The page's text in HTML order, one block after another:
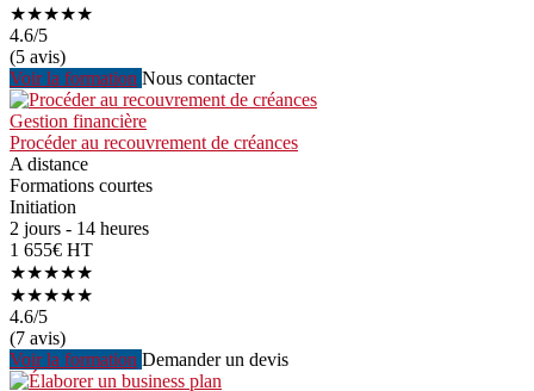
★★★★★
4.6/5
(5 avis)
Voir la formation Nous contacter
Gestion financière
Procéder au recouvrement de créances
A distance
Formations courtes
Initiation
2 jours - 14 heures
1 655€ HT
★★★★★
★★★★★
4.6/5
(7 avis)
Voir la formation Demander un devis